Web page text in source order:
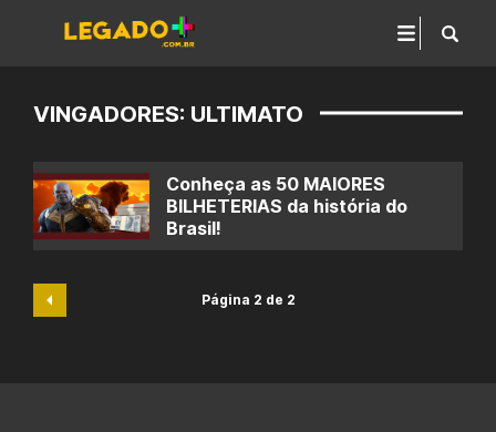
VINGADORES: ULTIMATO
Conheça as 50 MAIORES
BILHETERIAS da história do
Brasil!
Página 2 de 2